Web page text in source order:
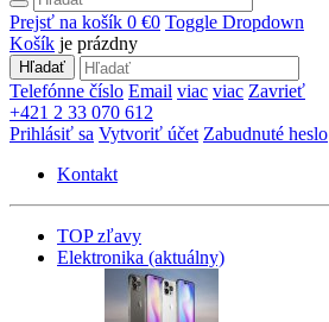
Prejsť na košík 0 €0 Toggle Dropdown
Košík je prázdny
Hľadať
Telefónne číslo Email viac viac Zavrieť
+421 2 33 070 612
Prihlásiť sa Vytvoriť účet Zabudnuté heslo
Kontakt
TOP zľavy
Elektronika (aktuálny)